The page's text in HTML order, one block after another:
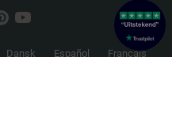
Dansk Español
Français